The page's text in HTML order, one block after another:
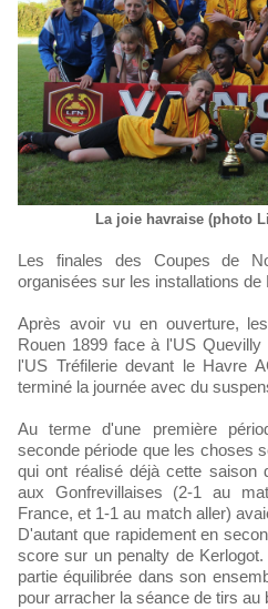
La joie havraise (photo
Les finales des Coupes de Normandie Féminines étaient
organisées sur les installations de
Après avoir vu en ouverture,
Rouen 1899 face à l'US
l'US Tréfilerie devant le Havre
terminé la journée avec du
Au terme d'une première
seconde période que les choses
qui ont réalisé déjà cette saison
aux Gonfrevillaises (2-1 au
France, et 1-1 au match aller)
D'autant que rapidement en
score sur un penalty de
partie équilibrée dans son
pour arracher la séance de tirs au